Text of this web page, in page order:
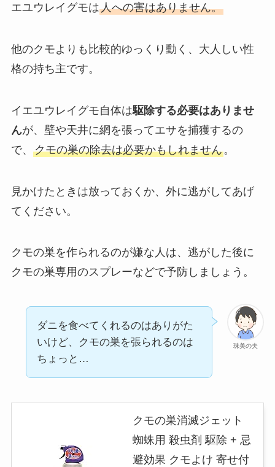
エユウレイグモは人への害はありません。
他のクモよりも比較的ゆっくり動く、大人しい性
格の持ち主です。
イエユウレイグモ自体は駆除する必要はありませ
んが、壁や天井に網を張ってエサを捕獲するの
で、 クモの巣の除去は必要かもしれません。
見かけたときは放っておくか、外に逃がしてあげ
てください。
クモの巣を作られるのが嫌な人は、逃がした後に
クモの巣専用のスプレーなどで予防しましょう。
珠美の夫
ダニを食べてくれるのはありがた
いけど、クモの巣を張られるのは
ちょっと…
クモの巣消滅ジェット
蜘蛛用 殺虫剤 駆除 + 忌
避効果 クモよけ 寄せ付